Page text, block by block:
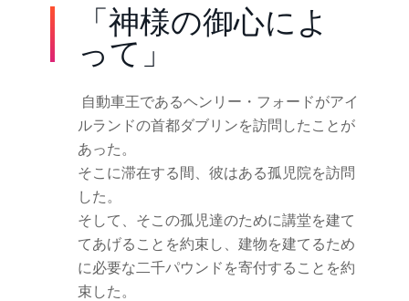
「神様の御心によ
って」
自動車王であるヘンリー・フォードがアイ
ルランドの首都ダブリンを訪問したことが
あった。
そこに滞在する間、彼はある孤児院を訪問
した。
そして、そこの孤児達のために講堂を建て
てあげることを約束し、建物を建てるため
に必要な二千パウンドを寄付することを約
束した。